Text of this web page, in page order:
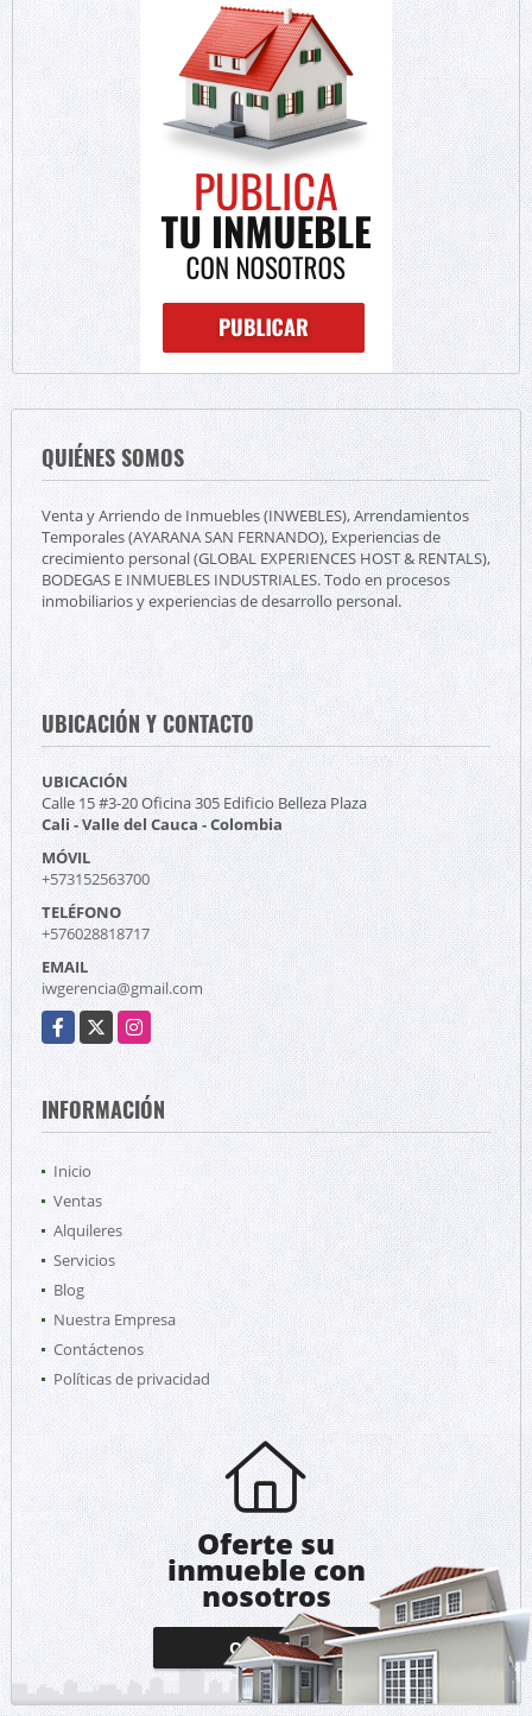
QUIÉNES SOMOS
Venta y Arriendo de Inmuebles (INWEBLES), Arrendamientos
Temporales (AYARANA SAN FERNANDO), Experiencias de
crecimiento personal (GLOBAL EXPERIENCES HOST & RENTALS),
BODEGAS E INMUEBLES INDUSTRIALES. Todo en procesos
inmobiliarios y experiencias de desarrollo personal.
UBICACIÓN Y CONTACTO
UBICACIÓN
Calle 15 #3-20 Oficina 305 Edificio Belleza Plaza
Cali - Valle del Cauca - Colombia
MÓVIL
+573152563700
TELÉFONO
+576028818717
EMAIL
iwgerencia@gmail.com
Facebook
X Instagram
INFORMACIÓN
Inicio
Ventas
Alquileres
Servicios
Blog
Nuestra Empresa
Contáctenos
Políticas de privacidad
Oferte su
inmueble con
nosotros
OFERTAR